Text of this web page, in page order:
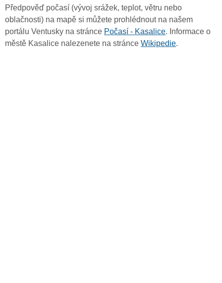
Předpověď počasí (vývoj srážek, teplot, větru nebo
oblačnosti) na mapě si můžete prohlédnout na našem
portálu Ventusky na stránce Počasí - Kasalice. Informace o
městě Kasalice nalezenete na stránce Wikipedie.